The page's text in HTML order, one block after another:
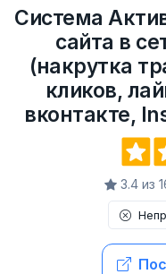
Система
сайта в
(накрутка
кликов,
вконтакте,
3.4 из